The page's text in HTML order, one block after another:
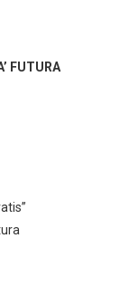
FUTURA